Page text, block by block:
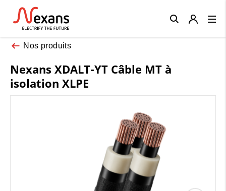
Nos produits
Nexans XDALT-YT Câble MT à
isolation XLPE
Close